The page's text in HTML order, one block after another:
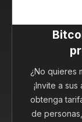
¿No quieres
¡Invite a
obtenga
de